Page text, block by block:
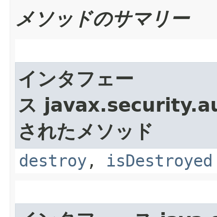
メソッドのサマリー
インタフェー
ス
されたメソッド
destroy, isDestroyed